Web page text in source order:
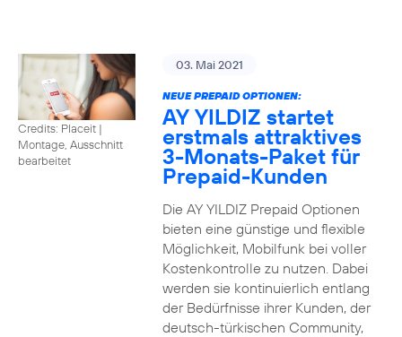
Credits: Placeit |
Montage, Ausschnitt
bearbeitet
03. Mai 2021
NEUE PREPAID OPTIONEN:
AY YILDIZ startet
erstmals attraktives
3-Monats-Paket für
Prepaid-Kunden
Die AY YILDIZ Prepaid Optionen
bieten eine günstige und flexible
Möglichkeit, Mobilfunk bei voller
Kostenkontrolle zu nutzen. Dabei
werden sie kontinuierlich entlang
der Bedürfnisse ihrer Kunden, der
deutsch-türkischen Community,